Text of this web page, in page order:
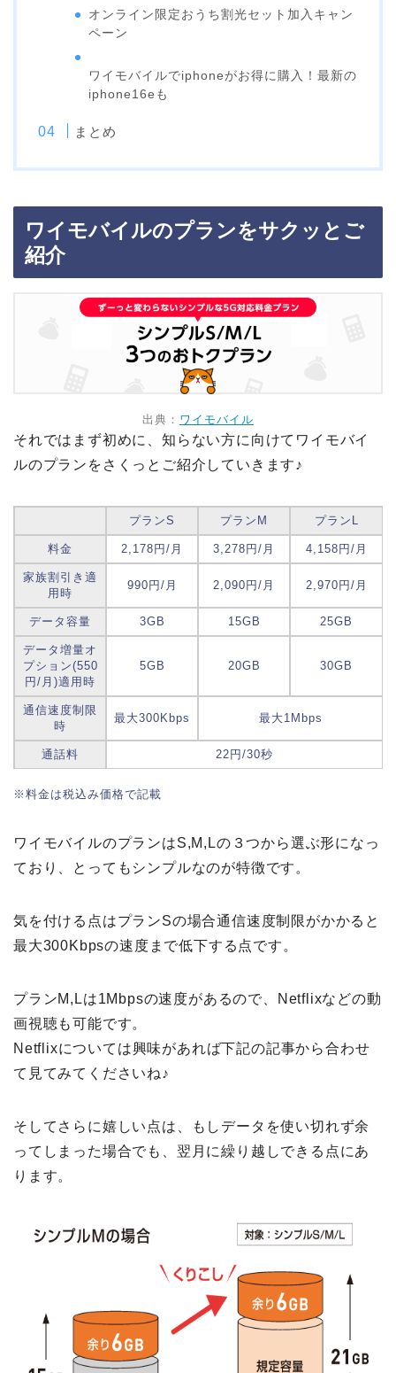
オンライン限定おうち割光セット加入キャン
ペーン
ワイモバイルでiphoneがお得に購入！最新の
iphone16eも
まとめ
ワイモバイルのプランをサクッとご
紹介
出典： ワイモバイル
それではまず初めに、知らない方に向けてワイモバイ
ルのプランをさくっとご紹介していきます♪
プランS プランM プランL
料金 2,178円/月 3,278円/月 4,158円/月
家族割引き適
用時
990円/月 2,090円/月 2,970円/月
データ容量 3GB 15GB 25GB
データ増量オ
プション(550
円/月)適用時
5GB 20GB 30GB
通信速度制限
時
最大300Kbps 最大1Mbps
通話料 22円/30秒
※料金は税込み価格で記載
ワイモバイルのプランはS,M,Lの３つから選ぶ形になっ
ており、とってもシンプルなのが特徴です。
気を付ける点はプランSの場合通信速度制限がかかると
最大300Kbpsの速度まで低下する点です。
プランM,Lは1Mbpsの速度があるので、Netflixなどの動
画視聴も可能です。
Netflixについては興味があれば下記の記事から合わせ
て見てみてくださいね♪
そしてさらに嬉しい点は、もしデータを使い切れず余
ってしまった場合でも、翌月に繰り越しできる点にあ
ります。